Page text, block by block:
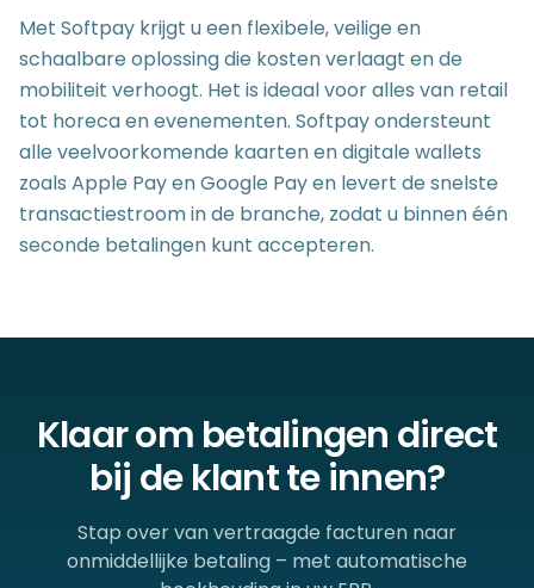
Met Softpay krijgt u een flexibele, veilige en
schaalbare oplossing die kosten verlaagt en de
mobiliteit verhoogt. Het is ideaal voor alles van retail
tot horeca en evenementen. Softpay ondersteunt
alle veelvoorkomende kaarten en digitale wallets
zoals Apple Pay en Google Pay en levert de snelste
transactiestroom in de branche, zodat u binnen één
seconde betalingen kunt accepteren.
Klaar om betalingen direct
bij de klant te innen?
Stap over van vertraagde facturen naar
onmiddellijke betaling – met automatische